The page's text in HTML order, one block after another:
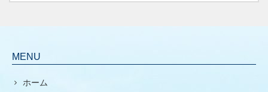
MENU
ホーム